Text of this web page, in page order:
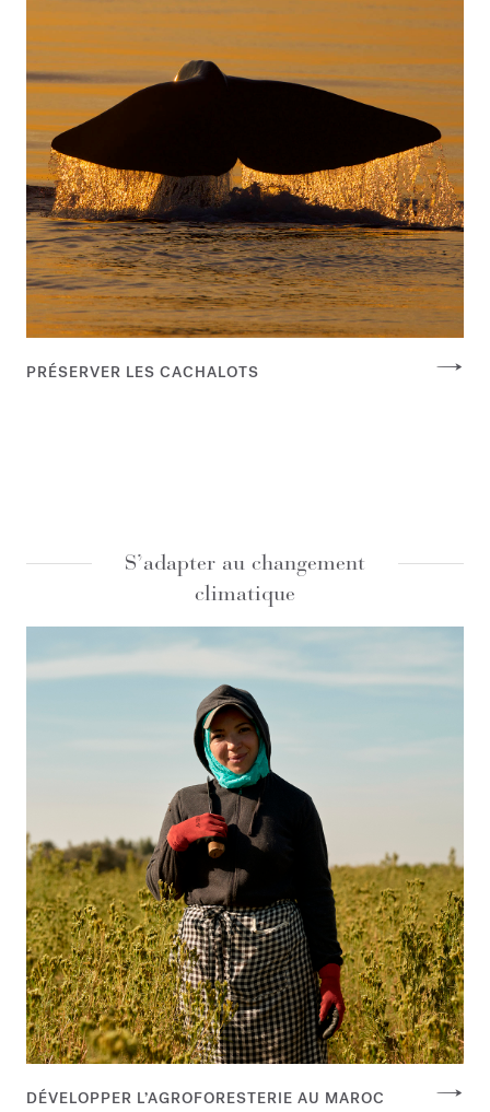
PRÉSERVER LES CACHALOTS
S’adapter au changement
climatique
DÉVELOPPER L’AGROFORESTERIE AU MAROC